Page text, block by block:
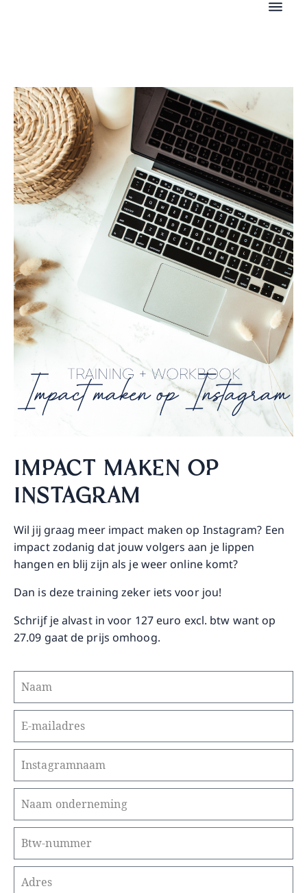
IMPACT MAKEN OP
INSTAGRAM
Wil jij graag meer impact maken op Instagram? Een
impact zodanig dat jouw volgers aan je lippen
hangen en blij zijn als je weer online komt?
Dan is deze training zeker iets voor jou!
Schrijf je alvast in voor 127 euro excl. btw want op
27.09 gaat de prijs omhoog.